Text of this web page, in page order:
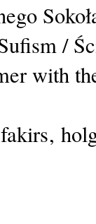
/
with
fakirs,